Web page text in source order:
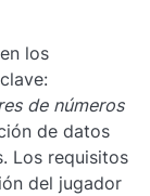
los
de números
de datos
Los requisitos
del jugador